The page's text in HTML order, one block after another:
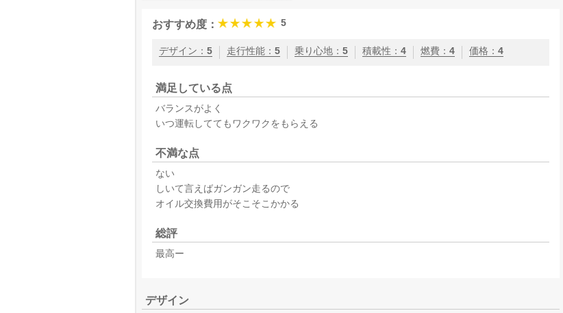
おすすめ度： 5
デザイン ： 5 走行性能 ： 5 乗り心地 ： 5 積載性 ： 4 燃費 ： 4 価格 ： 4
満足している点
バランスがよく
いつ運転しててもワクワクをもらえる
不満な点
ない
しいて言えばガンガン走るので
オイル交換費用がそこそこかかる
総評
最高ー
デザイン